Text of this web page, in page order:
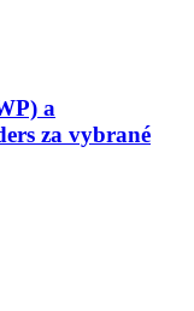
a
za vybrané